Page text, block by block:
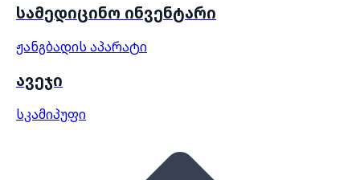
სამედიცინო ინვენტარი
ჟანგბადის აპარატი
ავეჯი
სკამიპუფი